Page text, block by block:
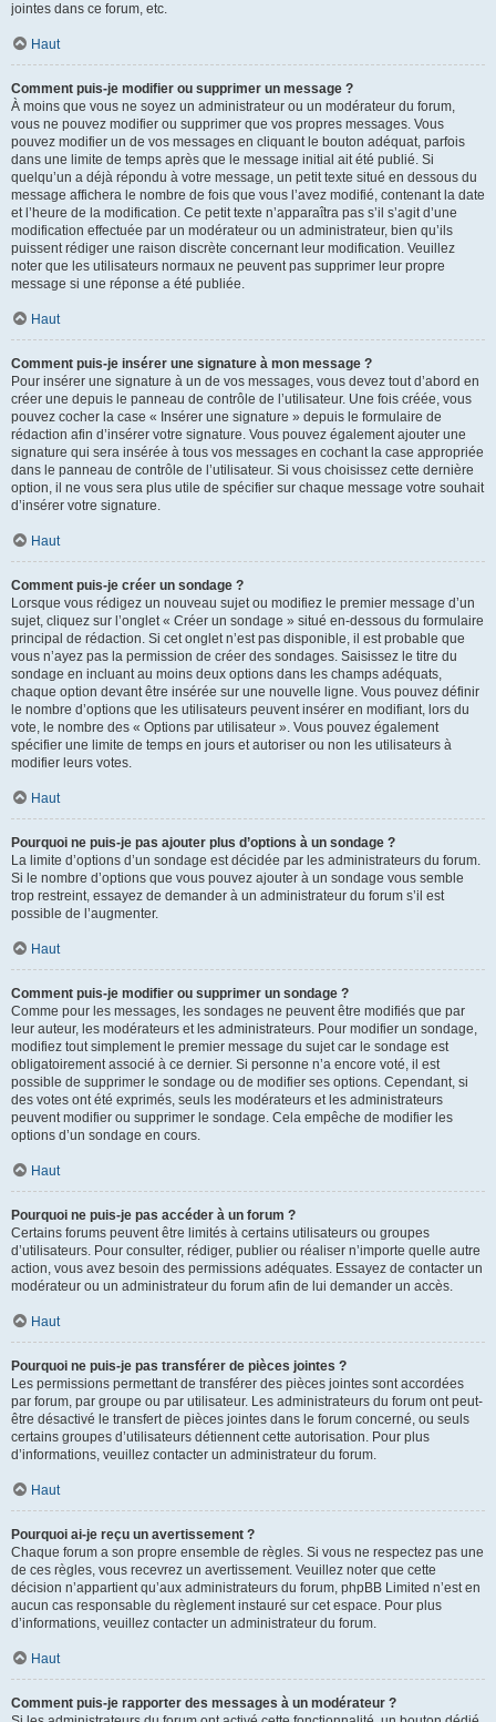
jointes dans ce forum, etc.
Haut
Comment puis-je modifier ou supprimer un message ?
À moins que vous ne soyez un administrateur ou un modérateur du forum,
vous ne pouvez modifier ou supprimer que vos propres messages. Vous
pouvez modifier un de vos messages en cliquant le bouton adéquat, parfois
dans une limite de temps après que le message initial ait été publié. Si
quelqu’un a déjà répondu à votre message, un petit texte situé en dessous du
message affichera le nombre de fois que vous l’avez modifié, contenant la date
et l’heure de la modification. Ce petit texte n’apparaîtra pas s’il s’agit d’une
modification effectuée par un modérateur ou un administrateur, bien qu’ils
puissent rédiger une raison discrète concernant leur modification. Veuillez
noter que les utilisateurs normaux ne peuvent pas supprimer leur propre
message si une réponse a été publiée.
Haut
Comment puis-je insérer une signature à mon message ?
Pour insérer une signature à un de vos messages, vous devez tout d’abord en
créer une depuis le panneau de contrôle de l’utilisateur. Une fois créée, vous
pouvez cocher la case « Insérer une signature » depuis le formulaire de
rédaction afin d’insérer votre signature. Vous pouvez également ajouter une
signature qui sera insérée à tous vos messages en cochant la case appropriée
dans le panneau de contrôle de l’utilisateur. Si vous choisissez cette dernière
option, il ne vous sera plus utile de spécifier sur chaque message votre souhait
d’insérer votre signature.
Haut
Comment puis-je créer un sondage ?
Lorsque vous rédigez un nouveau sujet ou modifiez le premier message d’un
sujet, cliquez sur l’onglet « Créer un sondage » situé en-dessous du formulaire
principal de rédaction. Si cet onglet n’est pas disponible, il est probable que
vous n’ayez pas la permission de créer des sondages. Saisissez le titre du
sondage en incluant au moins deux options dans les champs adéquats,
chaque option devant être insérée sur une nouvelle ligne. Vous pouvez définir
le nombre d’options que les utilisateurs peuvent insérer en modifiant, lors du
vote, le nombre des « Options par utilisateur ». Vous pouvez également
spécifier une limite de temps en jours et autoriser ou non les utilisateurs à
modifier leurs votes.
Haut
Pourquoi ne puis-je pas ajouter plus d’options à un sondage ?
La limite d’options d’un sondage est décidée par les administrateurs du forum.
Si le nombre d’options que vous pouvez ajouter à un sondage vous semble
trop restreint, essayez de demander à un administrateur du forum s’il est
possible de l’augmenter.
Haut
Comment puis-je modifier ou supprimer un sondage ?
Comme pour les messages, les sondages ne peuvent être modifiés que par
leur auteur, les modérateurs et les administrateurs. Pour modifier un sondage,
modifiez tout simplement le premier message du sujet car le sondage est
obligatoirement associé à ce dernier. Si personne n’a encore voté, il est
possible de supprimer le sondage ou de modifier ses options. Cependant, si
des votes ont été exprimés, seuls les modérateurs et les administrateurs
peuvent modifier ou supprimer le sondage. Cela empêche de modifier les
options d’un sondage en cours.
Haut
Pourquoi ne puis-je pas accéder à un forum ?
Certains forums peuvent être limités à certains utilisateurs ou groupes
d’utilisateurs. Pour consulter, rédiger, publier ou réaliser n’importe quelle autre
action, vous avez besoin des permissions adéquates. Essayez de contacter un
modérateur ou un administrateur du forum afin de lui demander un accès.
Haut
Pourquoi ne puis-je pas transférer de pièces jointes ?
Les permissions permettant de transférer des pièces jointes sont accordées
par forum, par groupe ou par utilisateur. Les administrateurs du forum ont peut-
être désactivé le transfert de pièces jointes dans le forum concerné, ou seuls
certains groupes d’utilisateurs détiennent cette autorisation. Pour plus
d’informations, veuillez contacter un administrateur du forum.
Haut
Pourquoi ai-je reçu un avertissement ?
Chaque forum a son propre ensemble de règles. Si vous ne respectez pas une
de ces règles, vous recevrez un avertissement. Veuillez noter que cette
décision n’appartient qu’aux administrateurs du forum, phpBB Limited n’est en
aucun cas responsable du règlement instauré sur cet espace. Pour plus
d’informations, veuillez contacter un administrateur du forum.
Haut
Comment puis-je rapporter des messages à un modérateur ?